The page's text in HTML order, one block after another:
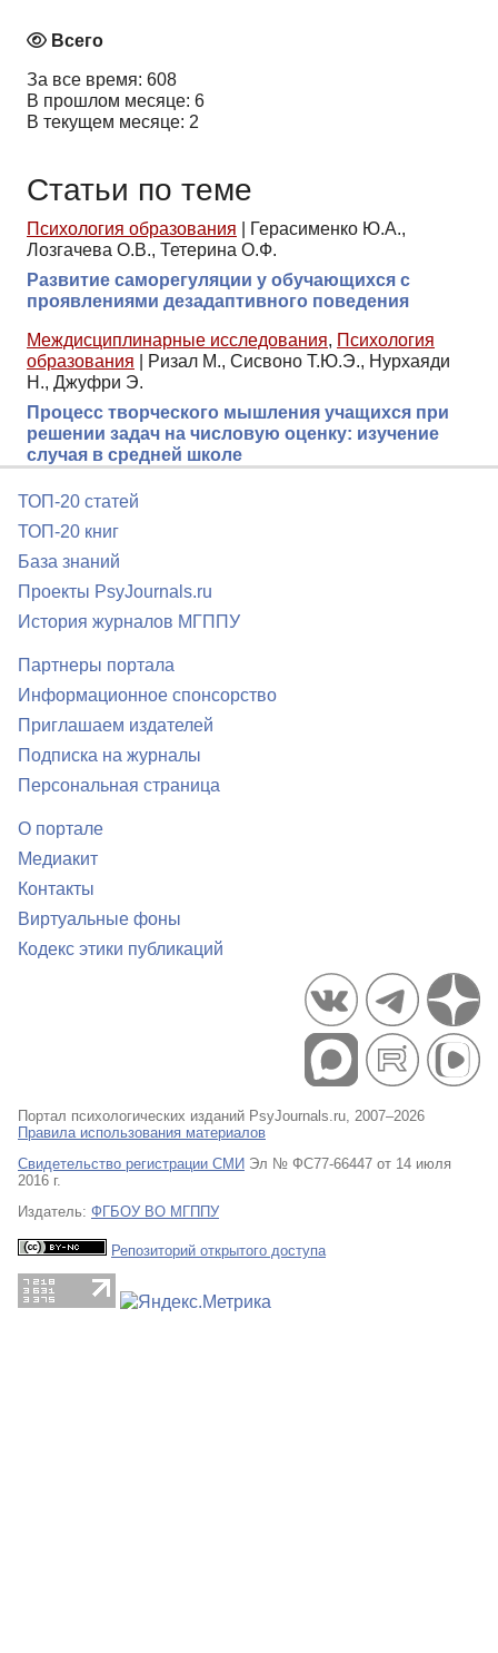
Всего
За все время: 608
В прошлом месяце: 6
В текущем месяце: 2
Статьи по теме
Психология образования
Герасименко Ю.А.,
Лозгачева О.В., Тетерина О.Ф.
Развитие саморегуляции у обучающихся с
проявлениями дезадаптивного поведения
Междисциплинарные исследования, Психология
образования
Ризал М., Сисвоно Т.Ю.Э., Нурхаяди
Н., Джуфри Э.
Процесс творческого мышления учащихся при
решении задач на числовую оценку: изучение
случая в средней школе
ТОП-20 статей
ТОП-20 книг
База знаний
Проекты PsyJournals.ru
История журналов МГППУ
Партнеры портала
Информационное спонсорство
Приглашаем издателей
Подписка на журналы
Персональная страница
О портале
Медиакит
Контакты
Виртуальные фоны
Кодекс этики публикаций
Портал психологических изданий PsyJournals.ru, 2007–2026
Правила использования материалов
Свидетельство регистрации СМИ Эл № ФС77-66447 от 14 июля
2016 г.
Издатель: ФГБОУ ВО МГППУ
Репозиторий открытого доступа